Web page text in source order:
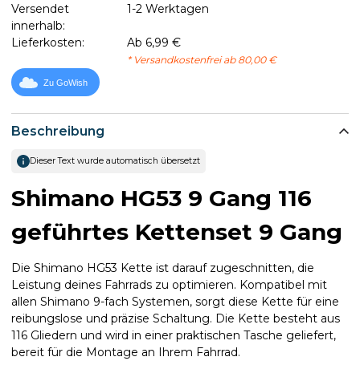
Beschreibung
Dieser Text wurde automatisch übersetzt
Shimano HG53 9 Gang 116
geführtes Kettenset 9 Gang
Die Shimano HG53 Kette ist darauf zugeschnitten, die
Leistung deines Fahrrads zu optimieren. Kompatibel mit
allen Shimano 9-fach Systemen, sorgt diese Kette für eine
reibungslose und präzise Schaltung. Die Kette besteht aus
116 Gliedern und wird in einer praktischen Tasche geliefert,
bereit für die Montage an Ihrem Fahrrad.
Versendet
innerhalb:
1-2 Werktagen
Lieferkosten: Ab 6,99 €
* Versandkostenfrei ab 80,00 €
Zu GoWish